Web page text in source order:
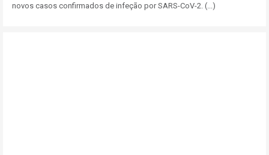
novos casos confirmados de infeção por SARS-CoV-2. (...)